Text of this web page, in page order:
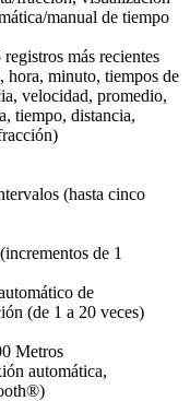
manual de tiempo
más recientes
hora, minuto, tiempos de
velocidad, promedio,
tiempo, distancia,
(hasta cinco
de 1
de
(de 1 a 20 veces)
Metros
automática,